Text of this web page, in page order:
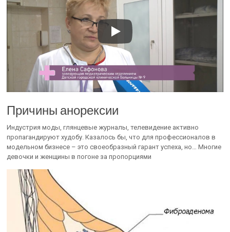
Причины анорексии
Индустрия моды, глянцевые журналы, телевидение активно
пропагандируют худобу. Казалось бы, что для профессионалов в
модельном бизнесе – это своеобразный гарант успеха, но… Многие
девочки и женщины в погоне за пропорциями